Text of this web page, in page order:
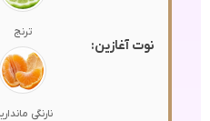
نوت آغازین:
ترنج
نارنگی